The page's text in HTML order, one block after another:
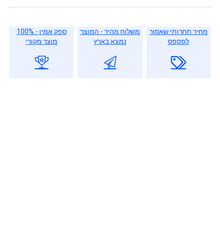
מחיר תחרותי שאסור
לפספס
משלוח מהיר - המוצר
נמצא בארץ
ספק אמין - 100%
מוצר מקורי